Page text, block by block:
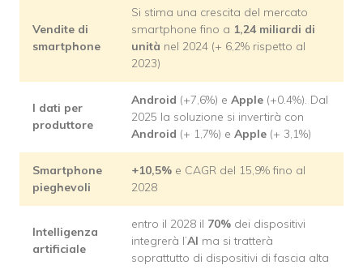
Vendite di
smartphone
Si stima una crescita del mercato
smartphone fino a 1,24 miliardi di
unità nel 2024 (+ 6,2% rispetto al
2023)
I dati per
produttore
Android (+7,6%) e Apple (+0.4%). Dal
2025 la soluzione si invertirà con
Android (+ 1,7%) e Apple (+ 3,1%)
Smartphone
pieghevoli
+10,5% e CAGR del 15,9% fino al
2028
Intelligenza
artificiale
entro il 2028 il 70% dei dispositivi
integrerà l’AI ma si tratterà
soprattutto di dispositivi di fascia alta